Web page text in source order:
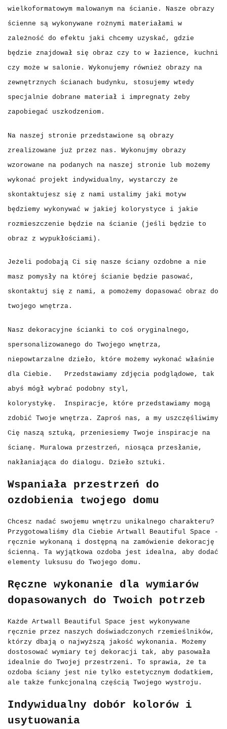
wielkoformatowym malowanym na ścianie. Nasze obrazy
ścienne są wykonywane rożnymi materiałami w
zależność do efektu jaki chcemy uzyskać, gdzie
będzie znajdował się obraz czy to w łazience, kuchni
czy może w salonie. Wykonujemy również obrazy na
zewnętrznych ścianach budynku, stosujemy wtedy
specjalnie dobrane materiał i impregnaty żeby
zapobiegać uszkodzeniom.
Na naszej stronie przedstawione są obrazy
zrealizowane już przez nas. Wykonujmy obrazy
wzorowane na podanych na naszej stronie lub możemy
wykonać projekt indywidualny, wystarczy że
skontaktujesz się z nami ustalimy jaki motyw
będziemy wykonywać w jakiej kolorystyce i jakie
rozmieszczenie będzie na ścianie (jeśli będzie to
obraz z wypukłościami).
Jeżeli podobają Ci się nasze ściany ozdobne a nie
masz pomysły na której ścianie będzie pasować,
skontaktuj się z nami, a pomożemy dopasować obraz do
twojego wnętrza.
Nasz dekoracyjne ścianki to coś oryginalnego,
spersonalizowanego do Twojego wnętrza,
niepowtarzalne dzieło, które możemy wykonać właśnie
dla Ciebie.
Przedstawiamy zdjęcia podglądowe, tak
abyś mógł wybrać podobny styl,
kolorystykę. Inspiracje, które przedstawiamy mogą
zdobić Twoje wnętrza. Zaproś nas, a my uszczęśliwimy
Cię naszą sztuką, przeniesiemy Twoje inspiracje na
ścianę.
Muralowa przestrzeń, niosąca przesłanie,
nakłaniająca do dialogu. Dzieło sztuki.
Wspaniała przestrzeń do
ozdobienia twojego domu
Chcesz nadać swojemu wnętrzu unikalnego charakteru?
Przygotowaliśmy dla Ciebie Artwall Beautiful Space -
ręcznie wykonaną i dostępną na zamówienie dekorację
ścienną. Ta wyjątkowa ozdoba jest idealna, aby dodać
elementy luksusu do Twojego domu.
Ręczne wykonanie dla wymiarów
dopasowanych do Twoich potrzeb
Każde Artwall Beautiful Space jest wykonywane
ręcznie przez naszych doświadczonych rzemieślników,
którzy dbają o najwyższą jakość wykonania. Możemy
dostosować wymiary tej dekoracji tak, aby pasowała
idealnie do Twojej przestrzeni. To sprawia, że ta
ozdoba ściany jest nie tylko estetycznym dodatkiem,
ale także funkcjonalną częścią Twojego wystroju.
Indywidualny dobór kolorów i
usytuowania